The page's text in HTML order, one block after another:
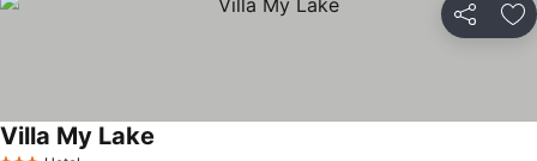
Sdílet
Villa My Lake